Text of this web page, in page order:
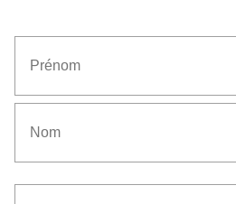
Prénom